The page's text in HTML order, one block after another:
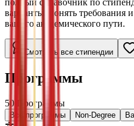
полный справочник по
варианты, понять требования
вашего академического пути.
Смотреть все стипендии
Программы
50 Программы
Все программы Non-Degree